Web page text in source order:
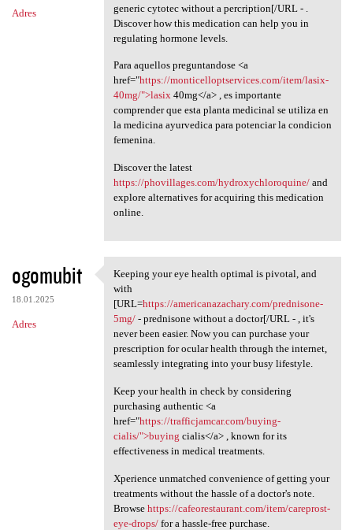
Adres
generic cytotec without a percription[/URL - .
Discover how this medication can help you in
regulating hormone levels.
Para aquellos preguntandose <a
href="https://monticelloptservices.com/item/lasix-
40mg/">lasix40mg</a> , es importante
comprender que esta planta medicinal se utiliza en
la medicina ayurvedica para potenciar la condicion
femenina.
Discover the latest
https://phovillages.com/hydroxychloroquine/and
explore alternatives for acquiring this medication
online.
ogomubit
18.01.2025
Adres
Keeping your eye health
Keeping your eye health optimal is pivotal, and
with
[URL=https://americanazachary.com/prednisone-
5mg/- prednisone without a doctor[/URL - , it's
never been easier. Now you can purchase your
prescription for ocular health through the internet,
seamlessly integrating into your busy lifestyle.
Keep your health in check by considering
purchasing authentic <a
href="https://trafficjamcar.com/buying-
cialis/">buying cialis</a> , known for its
effectiveness in medical treatments.
Xperience unmatched convenience of getting your
treatments without the hassle of a doctor's note.
Browse https://cafeorestaurant.com/item/careprost-
eye-drops/for a hassle-free purchase.